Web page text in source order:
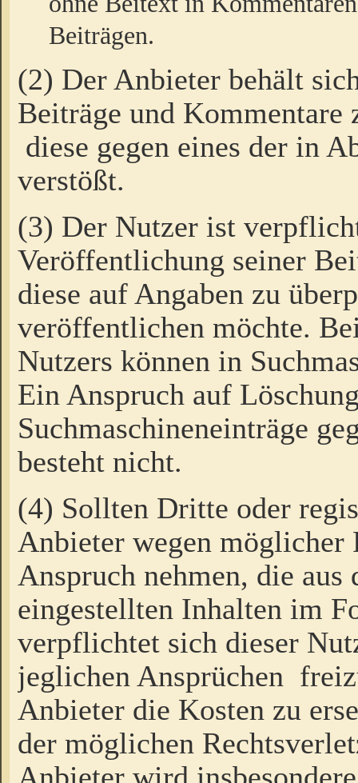
Beiträgen.
(2) Der Anbieter behält
Beiträge und Kommentare
diese gegen eines der in
verstößt.
(3) Der Nutzer ist
Veröffentlichung seiner
diese auf Angaben zu
veröffentlichen möchte.
Nutzers können in
Ein Anspruch auf
Suchmaschineneinträge
besteht nicht.
(4) Sollten Dritte oder
Anbieter wegen möglicher
Anspruch nehmen, die
eingestellten Inhalten im
verpflichtet sich dieser
jeglichen Ansprüchen
Anbieter die Kosten zu
der möglichen
Anbieter wird